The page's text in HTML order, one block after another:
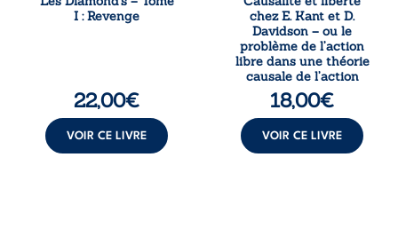
Chef d’une famille
de Nomads, Juan
I : Revenge
22,00€
VOIR CE LIVRE
la volonté
kantienne au
monisme anomal
de Davidson, il
interroge la
manière dont les
intentions et les
croyances
peuvent ...
chez E. Kant et D.
Davidson – ou le
problème de l’action
libre dans une théorie
causale de l’action
18,00€
VOIR CE LIVRE